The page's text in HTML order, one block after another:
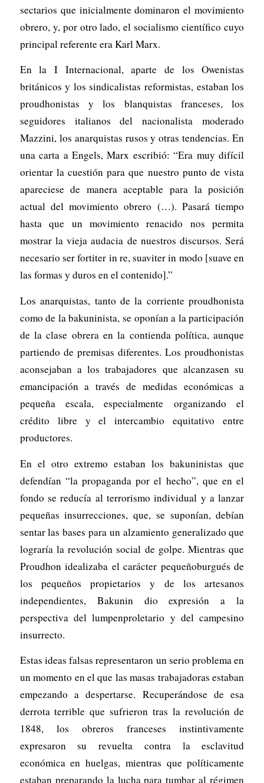
sectarios que inicialmente dominaron el movimiento
obrero, y, por otro lado, el socialismo científico cuyo
principal referente era Karl Marx.
En la I Internacional, aparte de los Owenistas
británicos y los sindicalistas reformistas, estaban los
proudhonistas y los blanquistas franceses, los
seguidores italianos del nacionalista moderado
Mazzini, los anarquistas rusos y otras tendencias. En
una carta a Engels, Marx escribió: “Era muy difícil
orientar la cuestión para que nuestro punto de vista
apareciese de manera aceptable para la posición
actual del movimiento obrero (…). Pasará tiempo
hasta que un movimiento renacido nos permita
mostrar la vieja audacia de nuestros discursos. Será
necesario serfortiter in re, suaviter in modo [suave en
las formas y duros en el contenido].”
Los anarquistas, tanto de la corriente proudhonista
como de la bakuninista, se oponían a la participación
de la clase obrera en la contienda política, aunque
partiendo de premisas diferentes. Los proudhonistas
aconsejaban a los trabajadores que alcanzasen su
emancipación a través de medidas económicas a
pequeña escala, especialmente organizando el
crédito libre y el intercambio equitativo entre
productores.
En el otro extremo estaban los bakuninistas que
defendían “la propaganda por el hecho”, que en el
fondo se reducía al terrorismo individual y a lanzar
pequeñas insurrecciones, que, se suponían, debían
sentar las bases para un alzamiento generalizado que
lograría la revolución social de golpe. Mientras que
Proudhon idealizaba el carácter pequeñoburgués de
los pequeños propietarios y de los artesanos
independientes, Bakunin dio expresión a la
perspectiva del lumpenproletario y del campesino
insurrecto.
Estas ideas falsas representaron un serio problema en
un momento en el que las masas trabajadoras estaban
empezando a despertarse. Recuperándose de esa
derrota terrible que sufrieron tras la revolución de
1848, los obreros franceses instintivamente
expresaron su revuelta contra la esclavitud
económica en huelgas, mientras que políticamente
estaban preparando la lucha para tumbar al régimen